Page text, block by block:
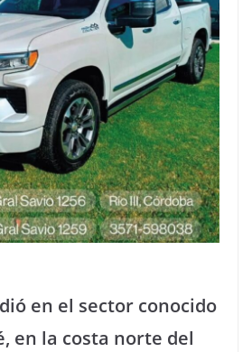
en el sector conocido
en la costa norte del